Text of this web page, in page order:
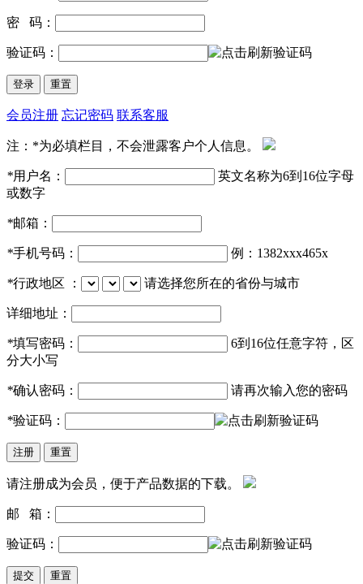
密 码：
验证码：
会员注册 忘记密码 联系客服
注：*为必填栏目，不会泄露客户个人信息。
*用户名：
英文名称为6到16位字母
或数字
*邮箱：
*手机号码： 例：1382xxx465x
*行政地区 ： 请选择您所在的省份与城市
详细地址：
*填写密码：
6到16位任意字符，区
分大小写
*确认密码： 请再次输入您的密码
*验证码：
请注册成为会员，便于产品数据的下载。
邮 箱：
验证码：